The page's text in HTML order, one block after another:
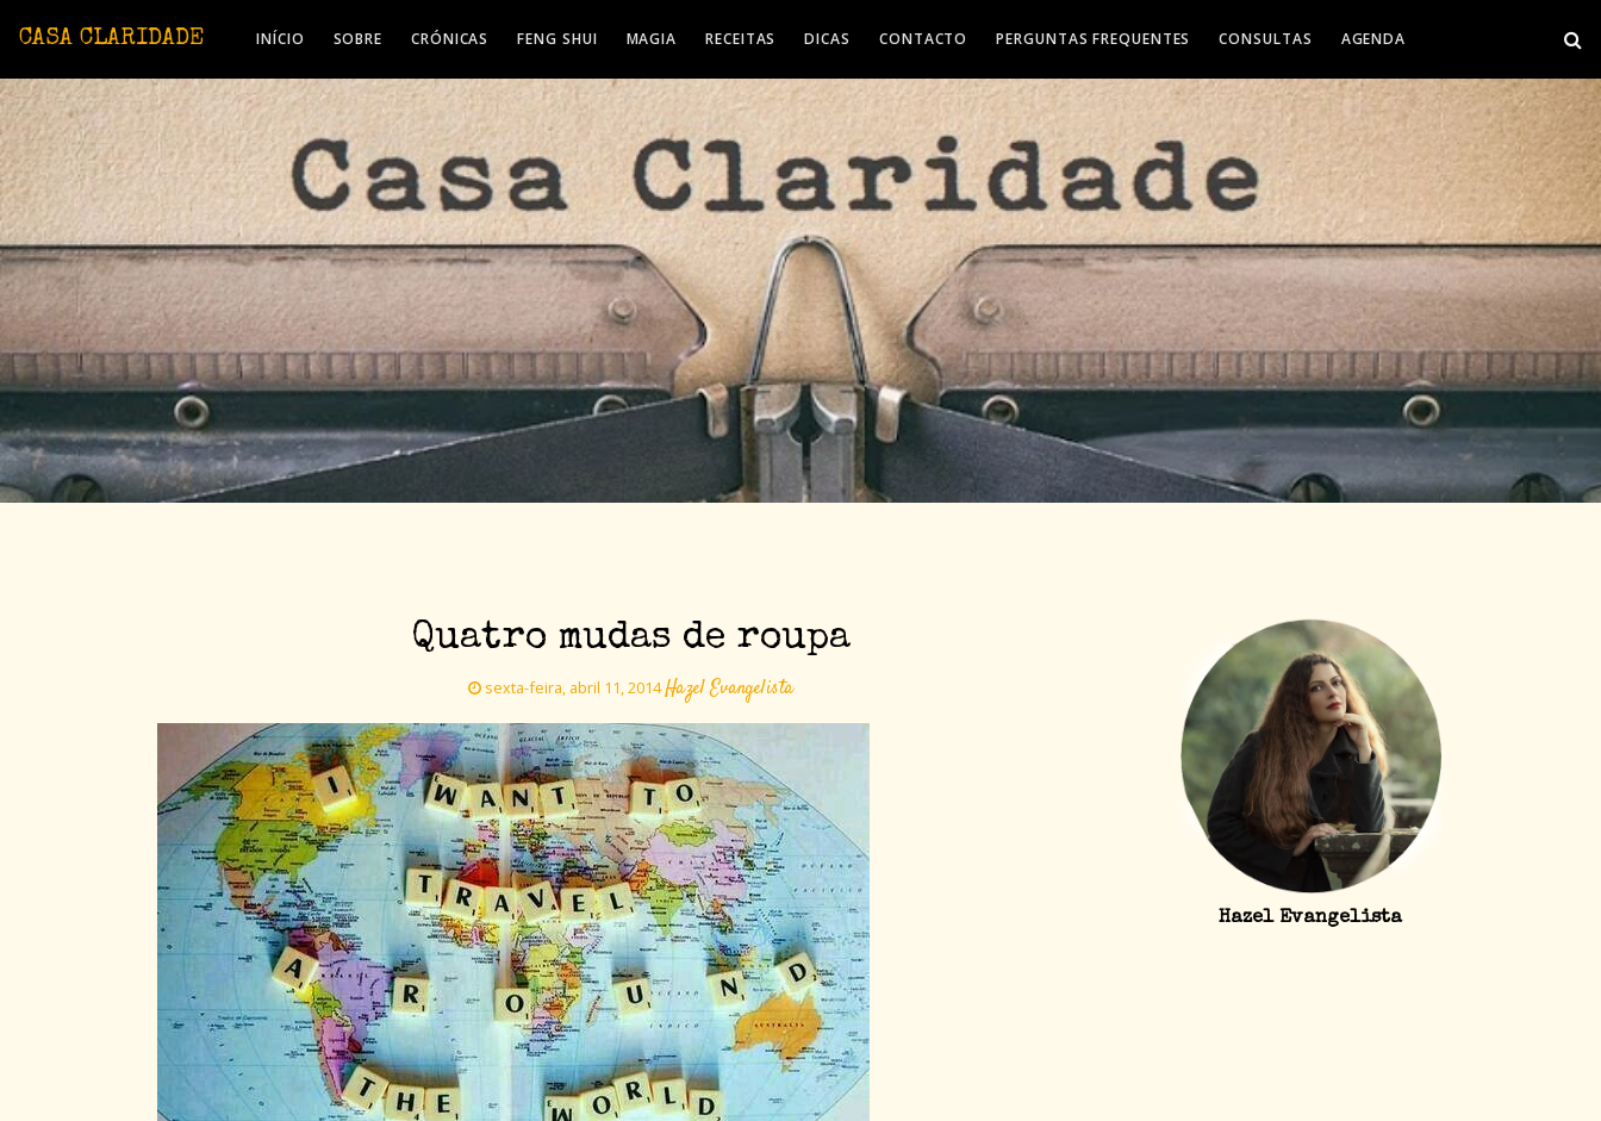
CASA CLARIDADE INÍCIO SOBRE CRÓNICAS FENG SHUI MAGIA RECEITAS DICAS CONTACTO PERGUNTAS FREQUENTES CONSULTAS AGENDA
Quatro mudas de roupa
sexta-feira, abril 11, 2014Hazel Evangelista
Hazel Evangelista